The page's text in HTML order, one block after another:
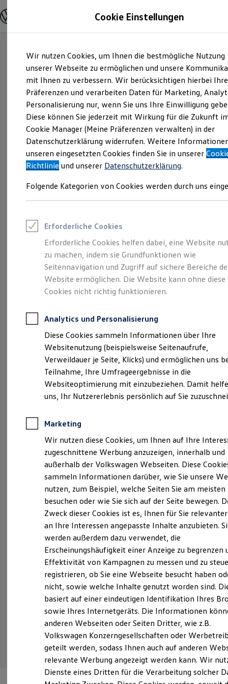
Hauptinhalt
springen
Footer
springen
Modelle und Konfigurator
Modelle vergleichen
Elektroautos
ENERGY Sondermodelle
Nutzfahrzeuge
SUV und CUV
Familienautos
Kombis
Kompaktwagen
Sportwagen
Schnell verfügbare Fahrzeuge
Angebote und Produkte
Aktuelle Angebote
E-Auto-Förderung
Volkswagen Marktplatz
Junge Gebrauchtwagen und Gebrauchtwagen
Saisonangebote
Leasing
Leasing-Angebote
Gebrauchtwagen Leasing
Junge Gebrauchtwagen-Leasing
Elektroauto Leasing
Kleinwagen-Leasing
Leasing ohne Anzahlung
Autokredit mit Schlussrate
Versicherungen und Garantien
Kfz-Versicherung
Restschuldversicherungen
Garantien
Wartungsverträge
Geschäftskunden
Professional Class bei Volkswagen
Großkunden
Behörden
Anpfiff zum Gewinn
Elektroautos
ID. Tutorials
Elektrofahrzeugkonzepte
Reichweite
Reichweite der ID. Modelle
Reichweite im Winter
Laden
Laden unterwegs
Laden Zuhause
Ladezeitensimulator
Batterie
Sicherheit
Garantie und Lebensdauer
Nachhaltigkeit
Technologie
Kosten und Kauf
Verbrauchskosten
Kaufoptionen
E-Auto-Förderung
Software und Konnektivität
Die ID. Software 6
ID. Software Versionen und Updates
Digitale Extras
Schnittstellen zu Ihrem ID.
Stilvollelektrisch. Der
ID.5
Impressum & Rechtliches )
Probefahrt vereinbaren
Fahrzeugangebot anfordern
Servicetermin buchen
Serviceanfrage stellen
Cookie Einstellungen
Wir nutzen Cookies, um Ihnen die bestmögliche Nutzung
unserer Webseite zu ermöglichen und unsere
mit Ihnen zu verbessern. Wir berücksichtigen hierbei Ihre
Präferenzen und verarbeiten Daten für Marketing,
Personalisierung nur, wenn Sie uns Ihre Einwilligung
Diese können Sie jederzeit mit Wirkung für die Zukunft
Cookie Manager (Meine Präferenzen verwalten) in der
Datenschutzerklärung widerrufen. Weitere
unseren eingesetzten Cookies finden Sie in unserer
Richtlinie und unserer Datenschutzerklärung.
Folgende Kategorien von Cookies werden durch uns
Erforderliche Cookies
Erforderliche Cookies helfen dabei, eine Website
zu machen, indem sie Grundfunktionen wie
Seitennavigation und Zugriff auf sichere Bereiche
Website ermöglichen. Die Website kann ohne diese
Cookies nicht richtig funktionieren.
Analytics und Personalisierung
Diese Cookies sammeln Informationen über Ihre
Websitenutzung (beispielsweise Seitenaufrufe,
Verweildauer je Seite, Klicks) und ermöglichen uns
Teilnahme, Ihre Umfrageergebnisse in die
Websiteoptimierung mit einzubeziehen. Damit
uns, Ihr Nutzererlebnis persönlich auf Sie
Marketing
Wir nutzen diese Cookies, um Ihnen auf Ihre
zugeschnittene Werbung anzuzeigen, innerhalb und
außerhalb der Volkswagen Webseiten. Diese
sammeln Informationen darüber, wie Sie unsere
nutzen, zum Beispiel, welche Seiten Sie am meisten
besuchen oder wie Sie sich auf der Seite bewegen.
Zweck dieser Cookies ist es, Ihnen für Sie
an Ihre Interessen angepasste Inhalte anzubieten.
werden außerdem dazu verwendet, die
Erscheinungshäufigkeit einer Anzeige zu begrenzen
Effektivität von Kampagnen zu messen und zu
registrieren, ob Sie eine Webseite besucht haben
nicht, sowie welche Inhalte genutzt worden sind.
basiert auf einer eindeutigen Identifikation Ihres
sowie Ihres Internetgeräts. Die Informationen
anderen Webseiten oder Seiten Dritter, wie z.B.
Volkswagen Konzerngesellschaften oder
geteilt werden, sodass Ihnen auch auf anderen
relevante Werbung angezeigt werden kann. Wir
Dienste eines Dritten für die Verarbeitung solcher